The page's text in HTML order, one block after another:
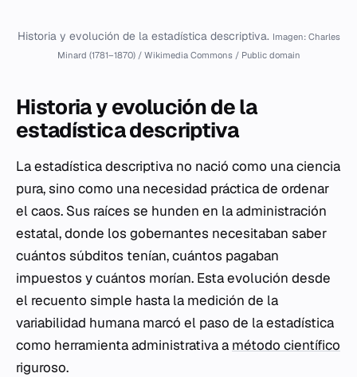
Historia y evolución de la estadística descriptiva. Imagen: Charles
Minard (1781–1870) / Wikimedia Commons / Public domain
Historia y evolución de la
estadística descriptiva
La estadística descriptiva no nació como una ciencia
pura, sino como una necesidad práctica de ordenar
el caos. Sus raíces se hunden en la administración
estatal, donde los gobernantes necesitaban saber
cuántos súbditos tenían, cuántos pagaban
impuestos y cuántos morían. Esta evolución desde
el recuento simple hasta la medición de la
variabilidad humana marcó el paso de la estadística
como herramienta administrativa a método científico
riguroso.